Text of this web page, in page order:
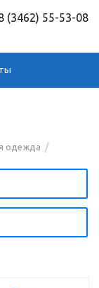
(3462) 55-53-08
одежда /